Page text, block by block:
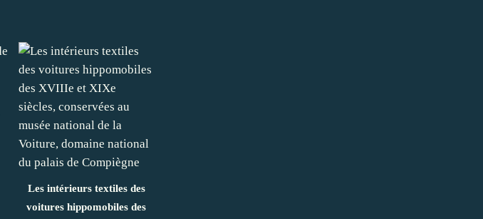
Les intérieurs textiles des
voitures hippomobiles des